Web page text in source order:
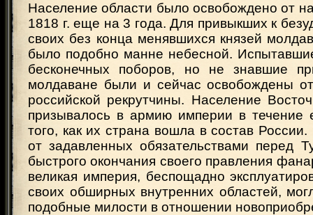
Население области было освобождено от
1818 г. еще на 3 года. Для привыкших к
своих без конца менявшихся князей
было подобно манне небесной.
бесконечных поборов, но не знавшие
молдаване были и сейчас освобождены
российской рекрутчины. Население
призывалось в армию империи в течение
того, как их страна вошла в состав
от задавленных обязательствами перед
быстрого окончания своего правления
великая империя, беспощадно
своих обширных внутренних областей,
подобные милости в отношении